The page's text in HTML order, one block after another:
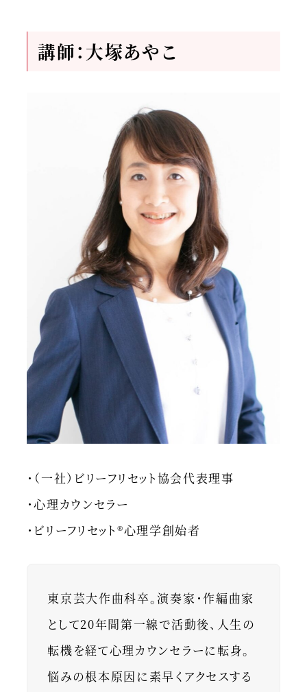
講師：大塚あやこ
・（一社）ビリーフリセット協会代表理事
・心理カウンセラー
・ビリーフリセット®︎心理学創始者
東京芸大作曲科卒。演奏家・作編曲家
として20年間第一線で活動後、人生の
転機を経て心理カウンセラーに転身。
悩みの根本原因に素早くアクセスする